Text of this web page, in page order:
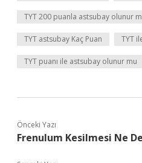
TYT 200 puanla astsubay olunur
TYT astsubay Kaç Puan TYT
TYT puanı ile astsubay olunur mu
Önceki Yazı
Frenulum Kesilmesi Ne